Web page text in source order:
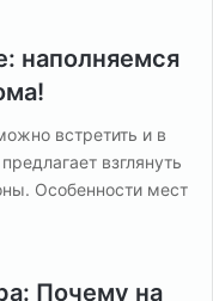
наполняемся
встретить и в
взглянуть
Особенности мест
Почему на